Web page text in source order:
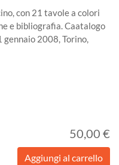
con 21 tavole a colori
e bibliografia. Caatalogo
2008, Torino,
50,00 €